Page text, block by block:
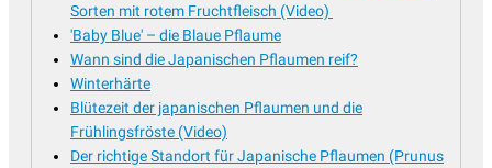
Sorten mit rotem Fruchtfleisch (Video)
'Baby Blue' – die Blaue Pflaume
Wann sind die Japanischen Pflaumen reif?
Winterhärte
Blütezeit der japanischen Pflaumen und die
Frühlingsfröste (Video)
Der richtige Standort für Japanische Pflaumen (Prunus